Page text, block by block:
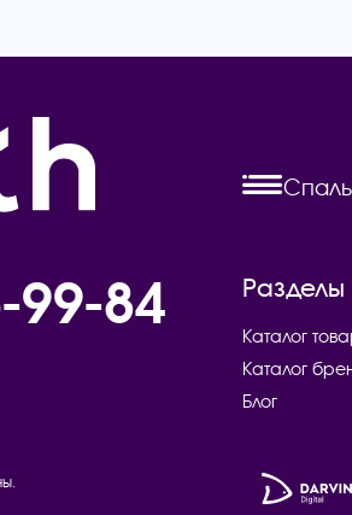
99-84 Разделы
Каталог
Каталог
Блог